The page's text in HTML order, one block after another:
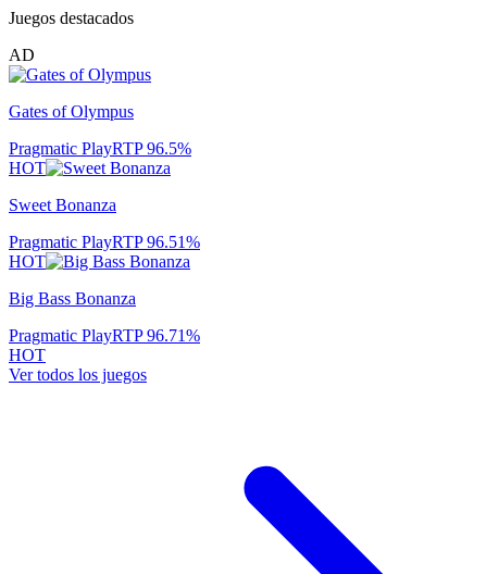
Juegos destacados
AD
Gates of Olympus
Pragmatic PlayRTP96.5%
HOT
Sweet Bonanza
Pragmatic PlayRTP96.51%
HOT
Big Bass Bonanza
Pragmatic PlayRTP96.71%
HOT
Ver todos los juegos